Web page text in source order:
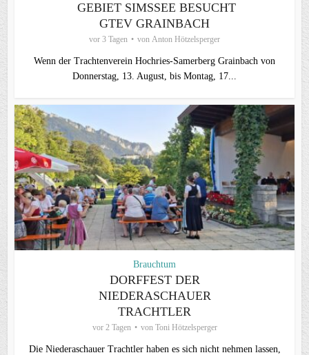
GEBIET SIMSSEE BESUCHT
GTEV GRAINBACH
vor 3 Tagen von Anton Hötzelsperger
Wenn der Trachtenverein Hochries-Samerberg Grainbach von
Donnerstag, 13. August, bis Montag, 17...
Brauchtum
DORFFEST DER
NIEDERASCHAUER
TRACHTLER
vor 2 Tagen von Toni Hötzelsperger
Die Niederaschauer Trachtler haben es sich nicht nehmen lassen,